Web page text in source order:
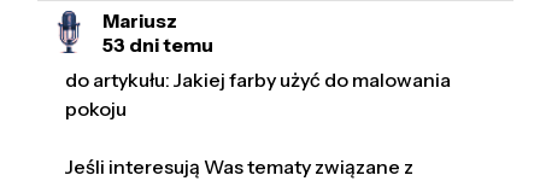
Mariusz
53 dni temu
do artykułu: Jakiej farby użyć do malowania
pokoju
Jeśli interesują Was tematy związane z